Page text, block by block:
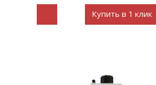
Купить в 1 клик